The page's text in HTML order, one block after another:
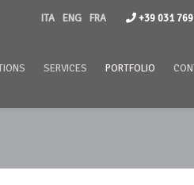
ITA ENG FRA +39 031
SERVICES PORTFOLIO